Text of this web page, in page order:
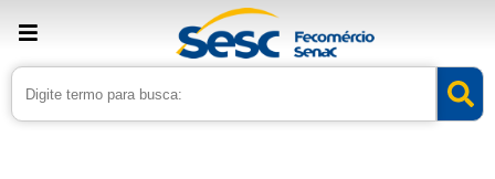
› Home › Noticias